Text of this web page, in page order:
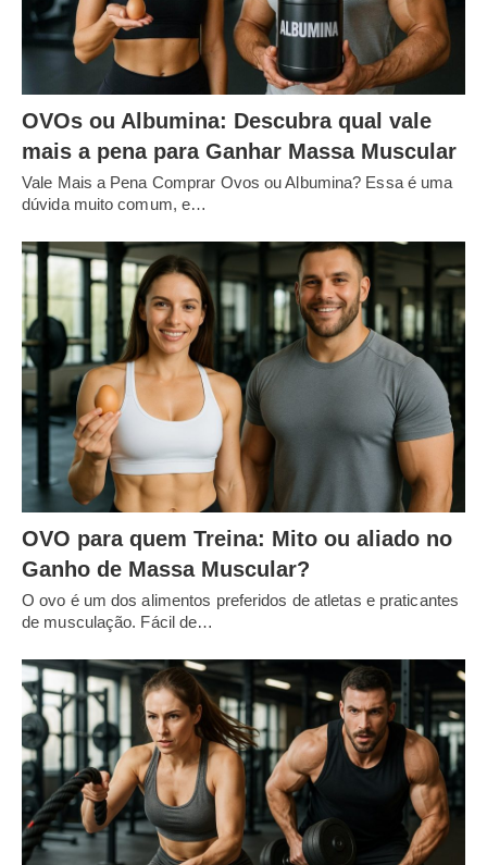
OVOs ou Albumina: Descubra qual vale
mais a pena para Ganhar Massa Muscular
Vale Mais a Pena Comprar Ovos ou Albumina? Essa é uma
dúvida muito comum, e…
OVO para quem Treina: Mito ou aliado no
Ganho de Massa Muscular?
O ovo é um dos alimentos preferidos de atletas e praticantes
de musculação. Fácil de…